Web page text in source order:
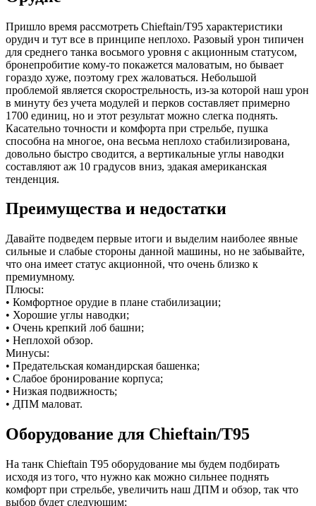
Пришло время рассмотреть Chieftain/T95 характеристики
орудич и тут все в принципе неплохо. Разовый урон типичен
для среднего танка восьмого уровня с акционным статусом,
бронепробитие кому-то покажется маловатым, но бывает
гораздо хуже, поэтому грех жаловаться. Небольшой
проблемой является скорострельность, из-за которой наш урон
в минуту без учета модулей и перков составляет примерно
1700 единиц, но и этот результат можно слегка поднять.
Касательно точности и комфорта при стрельбе, пушка
способна на многое, она весьма неплохо стабилизирована,
довольно быстро сводится, а вертикальные углы наводки
составляют аж 10 градусов вниз, эдакая американская
тенденция.
Преимущества и недостатки
Давайте подведем первые итоги и выделим наиболее явные
сильные и слабые стороны данной машины, но не забывайте,
что она имеет статус акционной, что очень близко к
премиумному.
Плюсы:
• Комфортное орудие в плане стабилизации;
• Хорошие углы наводки;
• Очень крепкий лоб башни;
• Неплохой обзор.
Минусы:
• Предательская командирская башенка;
• Слабое бронирование корпуса;
• Низкая подвижность;
• ДПМ маловат.
Оборудование для Chieftain/T95
На танк Chieftain T95 оборудование мы будем подбирать
исходя из того, что нужно как можно сильнее поднять
комфорт при стрельбе, увеличить наш ДПМ и обзор, так что
выбор будет следующим: